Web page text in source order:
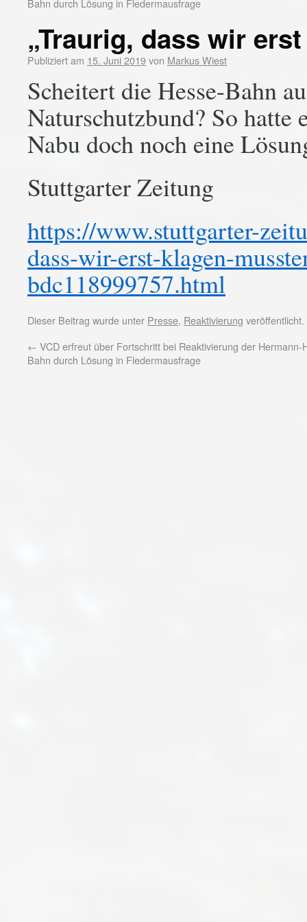
Bahn durch Lösung in Fledermausfrage
„Traurig, dass wir
Publiziert am 15. Juni 2019von Markus Wiest
Scheitert die Hesse-Bahn
Naturschutzbund? So hatte
Nabu doch noch eine
Stuttgarter Zeitung
https://www.stuttgarter-
dass-wir-erst-klagen-
bdc118999757.html
Dieser Beitrag wurde unter Presse, Reaktivierung
← VCD erfreut über Fortschritt bei Reaktivierung der Hermann-
Bahn durch Lösung in Fledermausfrage